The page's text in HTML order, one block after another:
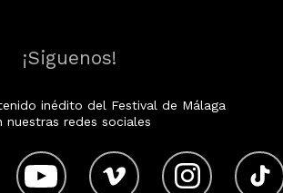
¡Siguenos!
inédito del Festival de Málaga
nuestras redes sociales